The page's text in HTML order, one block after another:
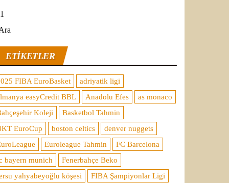
ETIKETLER
FIBA EuroBasket
adriyatik ligi
easyCredit BBL
Anadolu Efes
as monaco
Koleji
Basketbol Tahmin
EuroCup
boston celtics
denver nuggets
Euroleague Tahmin
FC Barcelona
bayern munich
Fenerbahçe Beko
yahyabeyoğlu köşesi
FIBA Şampiyonlar Ligi